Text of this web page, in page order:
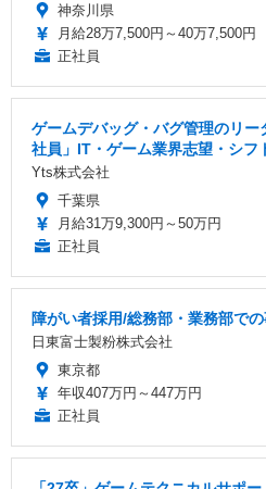
神奈川県
月給28万7,500円～40万7,500円
正社員
ゲームデバッグ・バグ管理のリ
社員」IT・ゲーム業界志望・シフ
Yts株式会社
千葉県
月給31万9,300円～50万円
正社員
障がい者採用/総務部・業務部で
日東富士製粉株式会社
東京都
年収407万円～447万円
正社員